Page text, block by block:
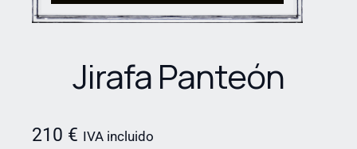
Jirafa Panteón
210 € IVA incluido